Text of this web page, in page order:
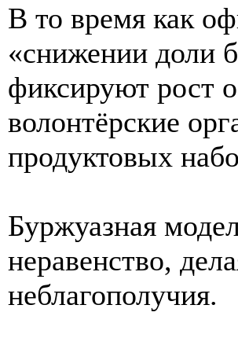
В то время как
«снижении доли
фиксируют рост
волонтёрские
продуктовых
Буржуазная
неравенство,
неблагополучия.